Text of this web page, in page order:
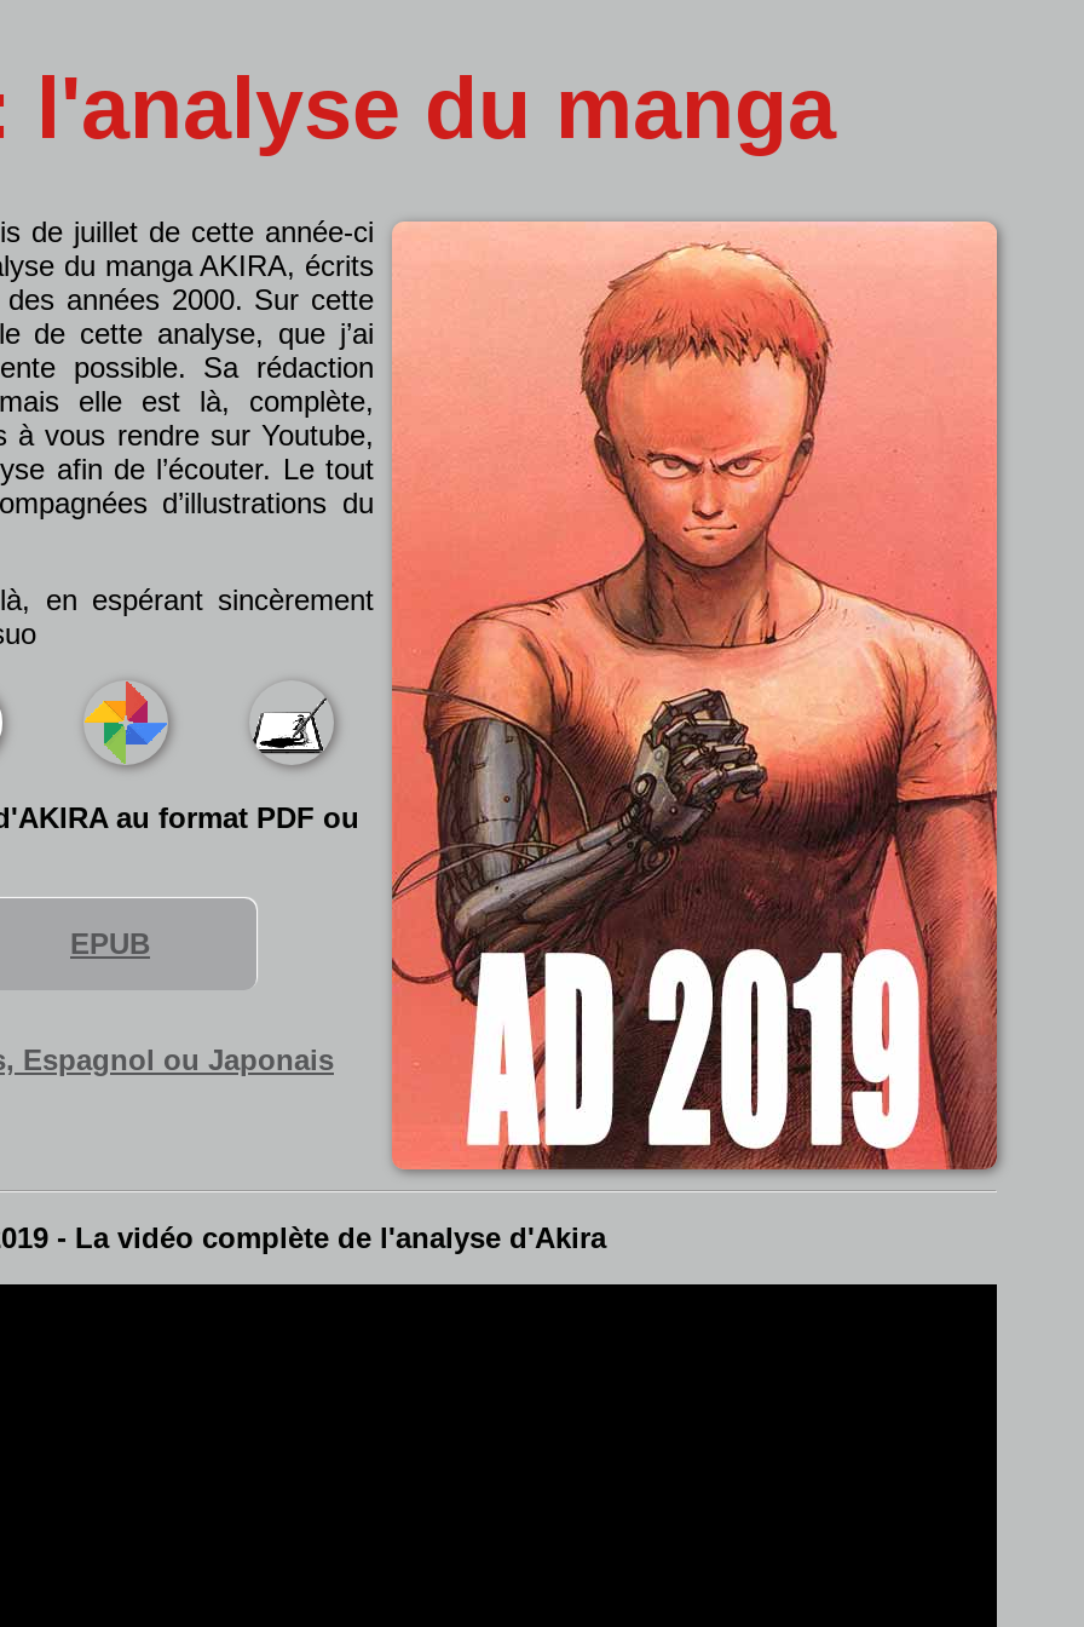
l'analyse du manga
de juillet de cette année-ci
du manga AKIRA, écrits
années 2000. Sur cette
de cette analyse, que j’ai
possible. Sa rédaction
elle est là, complète,
à vous rendre sur Youtube,
afin de l’écouter. Le tout
d’illustrations du
en espérant sincèrement
au format PDF ou
EPUB
Espagnol ou Japonais
- La vidéo complète de l'analyse d'Akira